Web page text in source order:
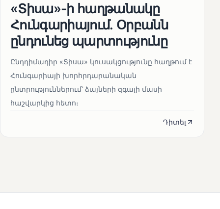
«Տիսա»-ի հաղթանակը
Հունգարիայում․ Օրբանն
ընդունեց պարտությունը
Ընդդիմադիր «Տիսա» կուսակցությունը հաղթում է
Հունգարիայի խորհրդարանական
ընտրություններում՝ ձայների զգալի մասի
հաշվարկից հետո։
Դիտել